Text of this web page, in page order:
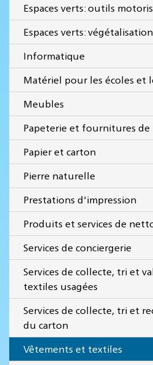
Espaces verts: outils
Espaces verts:
Informatique
Matériel pour les écoles et
Meubles
Papeterie et fournitures de
Papier et carton
Pierre naturelle
Prestations d'impression
Produits et services de
Services de conciergerie
Services de collecte, tri et
textiles usagées
Services de collecte, tri et
du carton
Vêtements et textiles